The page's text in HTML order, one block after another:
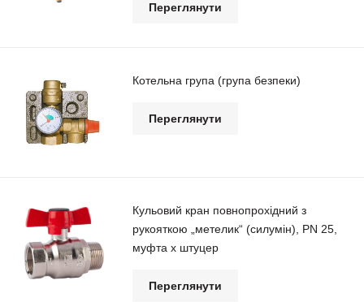
Переглянути
Котельна група (група безпеки)
Переглянути
Кульовий кран повнопрохідний з
рукояткою „метелик“ (силумін), РN 25,
муфта х штуцер
Переглянути